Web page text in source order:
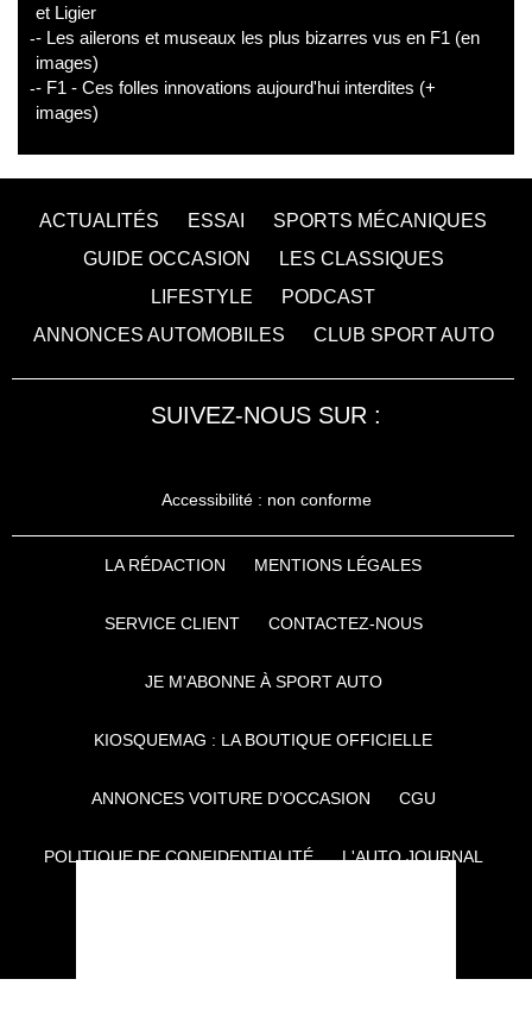
et Ligier
- Les ailerons et museaux les plus bizarres vus en F1 (en
images)
- F1 - Ces folles innovations aujourd'hui interdites (+
images)
ACTUALITÉS ESSAI
SPORTS MÉCANIQUES
GUIDE OCCASION
LES CLASSIQUES
LIFESTYLE
PODCAST
ANNONCES AUTOMOBILES
CLUB SPORT AUTO
SUIVEZ-NOUS SUR :
Accessibilité : non conforme
LA RÉDACTION MENTIONS LÉGALES
SERVICE CLIENT CONTACTEZ-NOUS
JE M'ABONNE À SPORT AUTO
KIOSQUEMAG : LA BOUTIQUE OFFICIELLE
ANNONCES VOITURE D’OCCASION CGU
POLITIQUE DE CONFIDENTIALITÉ L'AUTO JOURNAL